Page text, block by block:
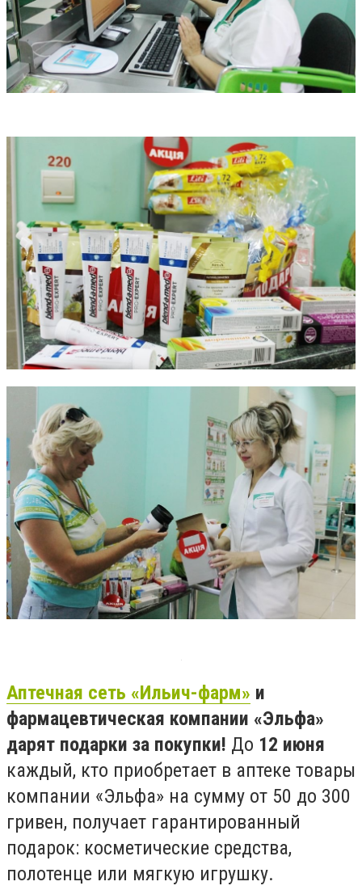
Аптечная сеть «Ильич-фарм» и
фармацевтическая компании «Эльфа»
дарят подарки за покупки! До 12 июня
каждый, кто приобретает в аптеке товары
компании «Эльфа» на сумму от 50 до 300
гривен, получает гарантированный
подарок: косметические средства,
полотенце или мягкую игрушку.